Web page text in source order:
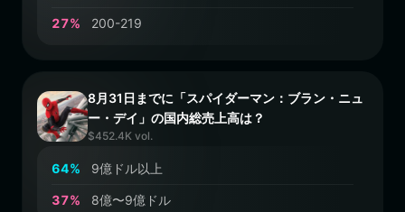
27% 200-219
8月31日までに「スパイダーマン：ブラン・ニュ
ー・デイ」の国内総売上高は？
$452.4K vol.
64% 9億ドル以上
37% 8億〜9億ドル